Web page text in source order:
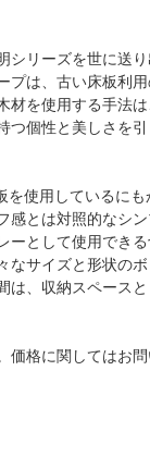
シリーズを世に送
プは、古い床板利
材を使用する手法
つ個性と美しさを
を使用しているにも
感とは対照的なシ
ーとして使用でき
なサイズと形状の
は、収納スペース
価格に関してはお